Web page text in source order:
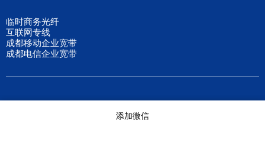
临时商务光纤
互联网专线
成都移动企业宽带
成都电信企业宽带
添加微信